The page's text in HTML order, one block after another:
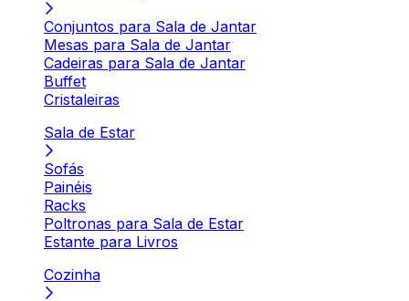
Conjuntos para Sala de Jantar
Mesas para Sala de Jantar
Cadeiras para Sala de Jantar
Buffet
Cristaleiras
Sala de Estar
Sofás
Painéis
Racks
Poltronas para Sala de Estar
Estante para Livros
Cozinha